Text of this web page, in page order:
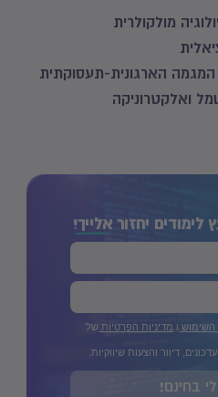
מולקולרית
לימודים יחזוראלייך!
השימוש ו מדיניות הפרטיות של
דיוור והצעות שיווקיות.
לי בחינם!